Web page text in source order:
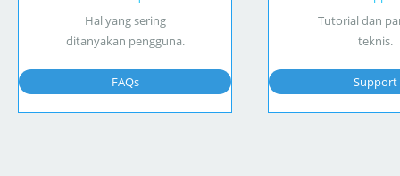
Hal yang sering
ditanyakan pengguna.
FAQs
Tutorial dan
teknis.
Support